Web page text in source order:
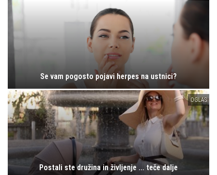
Se vam pogosto pojavi herpes na ustnici?
OGLAS
Postali ste družina in življenje ... teče dalje